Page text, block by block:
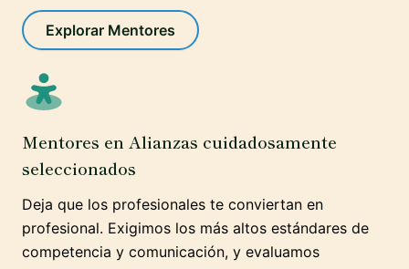
Explorar Mentores
Mentores en Alianzas cuidadosamente
seleccionados
Deja que los profesionales te conviertan en
profesional. Exigimos los más altos estándares de
competencia y comunicación, y evaluamos